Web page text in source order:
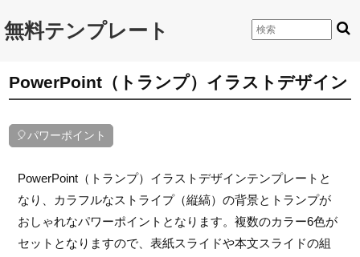
無料テンプレート
PowerPoint（トランプ）イラストデザイン
🎈パワーポイント
PowerPoint（トランプ）イラストデザインテンプレートと
なり、カラフルなストライプ（縦縞）の背景とトランプが
おしゃれなパワーポイントとなります。複数のカラー6色が
セットとなりますので、表紙スライドや本文スライドの組